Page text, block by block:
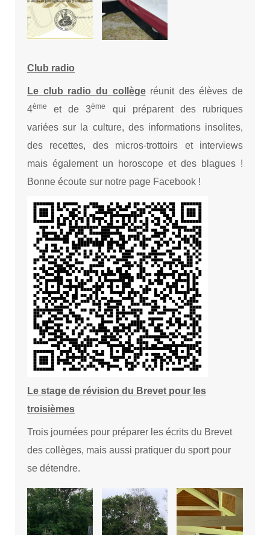
Club radio
Le club radio du collègeréunit des élèves de
4ème et de 3ème
qui préparent des rubriques
variées sur la culture, des informations insolites,
des recettes, des micros-trottoirs et interviews
mais également un horoscope et des blagues !
Bonne écoute sur notre page Facebook !
Le stage de révision du Brevet pour les
troisièmes
Trois journées pour préparer les écrits du Brevet
des collèges, mais aussi pratiquer du sport pour
se détendre.